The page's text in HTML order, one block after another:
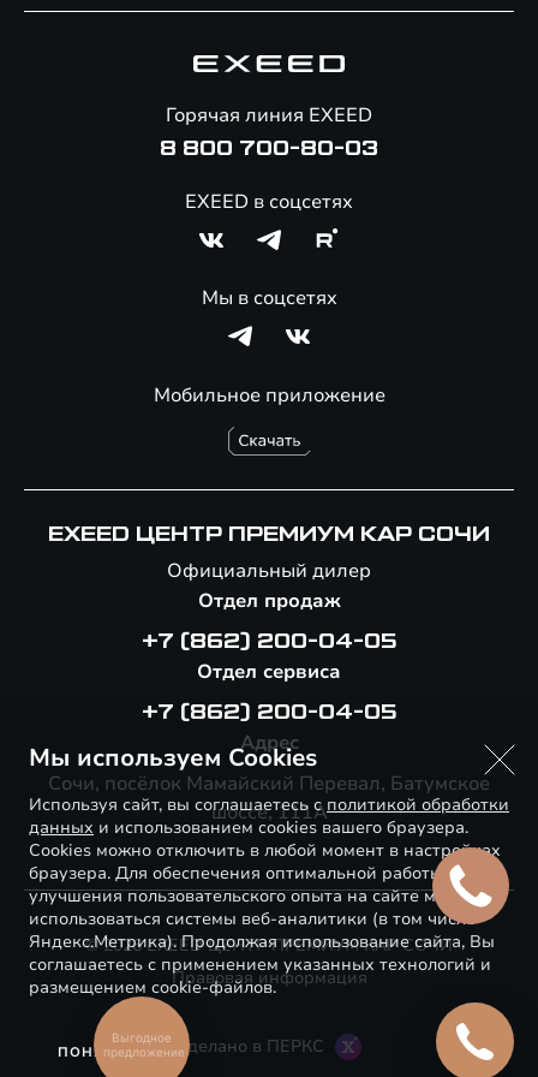
Помощь на дорогах
Мобильное приложение
Горячая линия EXEED
8 800 700-80-03
EXEED в соцсетях
Мы в соцсетях
EXEED ЦЕНТР ПРЕМИУМ КАР СОЧИ
Официальный дилер
Отдел продаж
+7 (862) 200-04-05
Отдел сервиса
+7 (862) 200-04-05
Адрес
Сочи, посёлок Мамайский Перевал, Батумское
шоссе, 111А
© 2026 EXEED ЦЕНТР ПРЕМИУМ КАР СОЧИ
Правовая информация
Сделано в ПЕРКС
Мы используем Cookies
Используя сайт, вы соглашаетесь сполитикой обработки
данных и использованием cookies вашего браузера.
Cookies можно отключить в любой момент в настройках
браузера. Для обеспечения оптимальной работы и
улучшения пользовательского опыта на сайте могут
использоваться системы веб-аналитики (в том числе
Яндекс.Метрика). Продолжая использование сайта, Вы
соглашаетесь с применением указанных технологий и
размещением cookie-файлов.
ПОНЯТНО
Выгодное
предложение